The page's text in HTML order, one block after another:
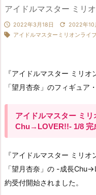
アイドルマスター ミリ
 2022年3月18日  2022年10
 アイドルマスターミリオンライ
『アイドルマスター ミリオ
「望月杏奈」のフィギュア
アイドルマスター ミ
Chu→LOVER!!- 1/8 完
『アイドルマスター ミリオ
「望月杏奈」の -成長
約受付開始されました。